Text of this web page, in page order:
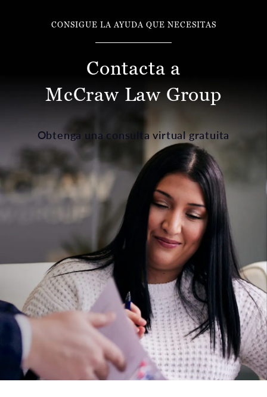
CONSIGUE LA AYUDA QUE NECESITAS
Contacta a
McCraw Law Group
Obtenga una consulta virtual gratuita